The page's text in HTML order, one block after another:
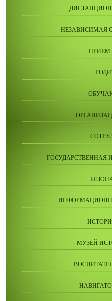
НЕЗАВИСИМАЯ
ПРИЕМ
ГОСУДАРСТВЕННАЯ
МУЗЕЙ